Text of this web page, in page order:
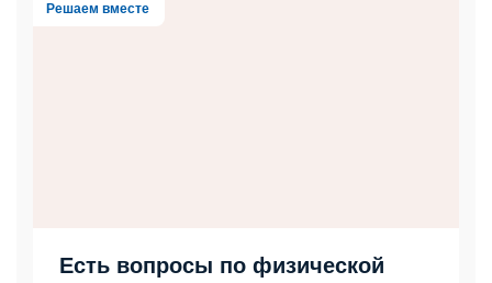
Решаем вместе
Есть вопросы по физической